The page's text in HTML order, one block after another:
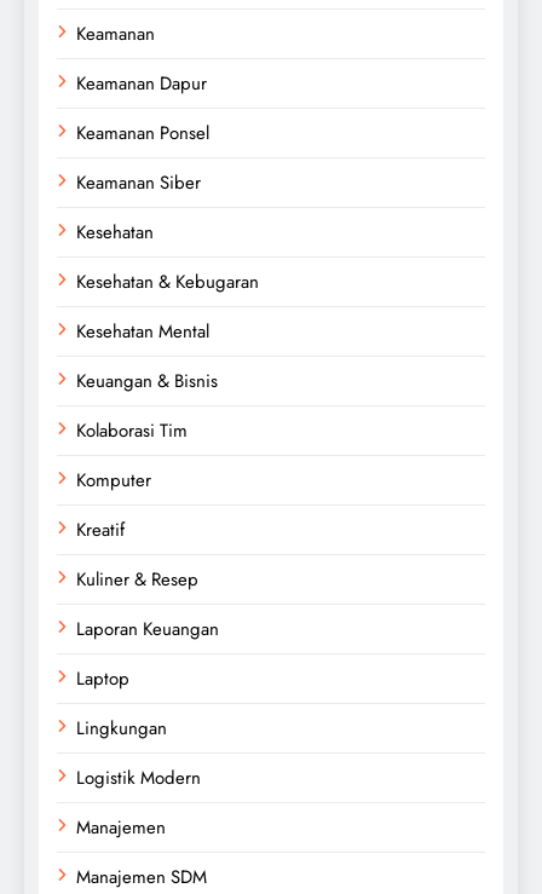
Keamanan
Keamanan Dapur
Keamanan Ponsel
Keamanan Siber
Kesehatan
Kesehatan & Kebugaran
Kesehatan Mental
Keuangan & Bisnis
Kolaborasi Tim
Komputer
Kreatif
Kuliner & Resep
Laporan Keuangan
Laptop
Lingkungan
Logistik Modern
Manajemen
Manajemen SDM